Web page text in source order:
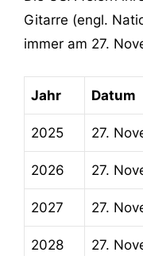
Gitarre (engl.
immer am 27.
Jahr Datum
2025 27.
2026 27.
2027 27.
2028 27.